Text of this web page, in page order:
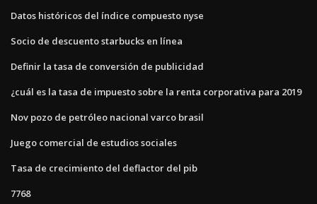
Datos históricos del índice compuesto nyse
Socio de descuento starbucks en línea
Definir la tasa de conversión de publicidad
¿cuál es la tasa de impuesto sobre la renta corporativa para 2019
Nov pozo de petróleo nacional varco brasil
Juego comercial de estudios sociales
Tasa de crecimiento del deflactor del pib
7768